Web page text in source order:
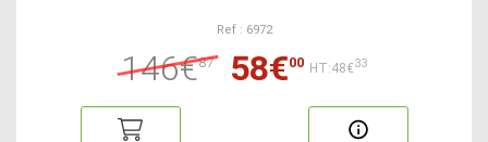
Ref : 6972
146€87 58€00 HT:48€33